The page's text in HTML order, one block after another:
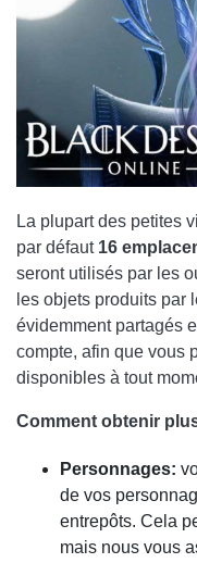
La plupart des petites
par défaut 16
seront utilisés par les
les objets produits
évidemment partagés
compte, afin que vous
disponibles à tout
Comment obtenir
Personnages:
de vos
entrepôts. Cela
mais nous vous